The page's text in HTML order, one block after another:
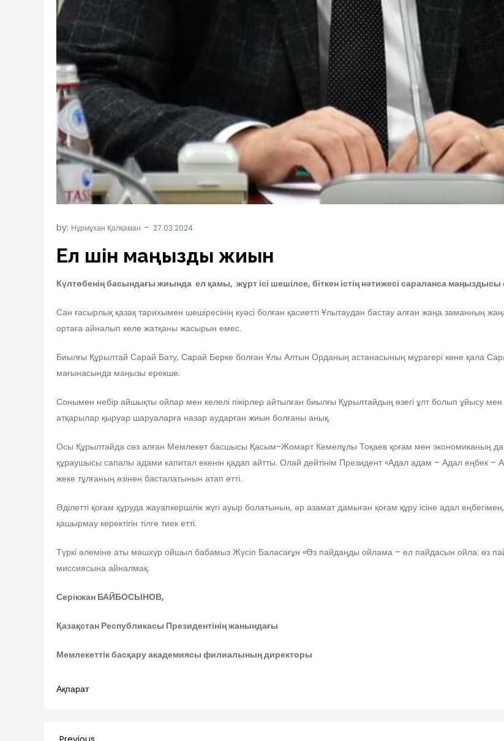
by: Нұрмұхан Қалқаман
Ел үшін маңызды жиын
Күлтөбенің басындағы жиында ел қамы, жұрт ісі шешілсе, біткен істің нәтижесі сараланса
Сан ғасырлық қазақ тарихымен шешіресінің куәсі болған қасиетті Ұлытаудан бастау алған жаңа заманның
ортаға айналып келе жатқаны жасырын емес.
Биылғы Құрылтай Сарай Бату, Сарай Берке болған Ұлы Алтын Орданың астанасының мұрагері көне қала
мағынасында маңызы ерекше.
Сонымен небір айшықты ойлар мен келелі пікірлер айтылған биылғы Құрылтайдың өзегі ұлт болып ұйысу мен
атқарылар қыруар шаруаларға назар аударған жиын болғаны анық.
Осы Құрылтайда сөз алған Мемлекет басшысы Қасым-Жомарт Кемелұлы Тоқаев қоғам мен экономиканың
құраушысы сапалы адами капитал екенін қадап айтты. Олай дейтінім Президент «Адал адам – Адал еңбек –
жеке тұлғаның өзінен басталатынын атап өтті.
Әділетті қоғам құруда жауапкершілік жүгі ауыр болатынын, әр азамат дамыған қоғам құру ісіне адал еңбегімен,
қашырмау керектігін тілге тиек етті.
Түркі әлеміне аты мәшхүр ойшыл бабамыз Жүсіп Баласағұн «Өз пайдаңды ойлама – ел пайдасын ойла: өз
миссиясына айналмақ.
Серікжан БАЙБОСЫНОВ,
Қазақстан Республикасы Президентінің жанындағы
Мемлекеттік басқару академиясы филиалының директоры
Ақпарат